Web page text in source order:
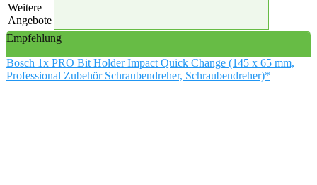
Weitere
Angebote
Empfehlung
Bosch 1x PRO Bit Holder Impact Quick Change (145 x 65 mm,
Professional Zubehör Schraubendreher, Schraubendreher)*